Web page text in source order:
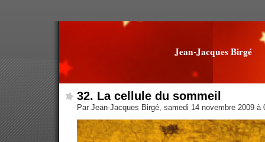
Jean-Jacques Birgé
32. La cellule du sommeil
Par Jean-Jacques Birgé, samedi 14 novembre 2009 à